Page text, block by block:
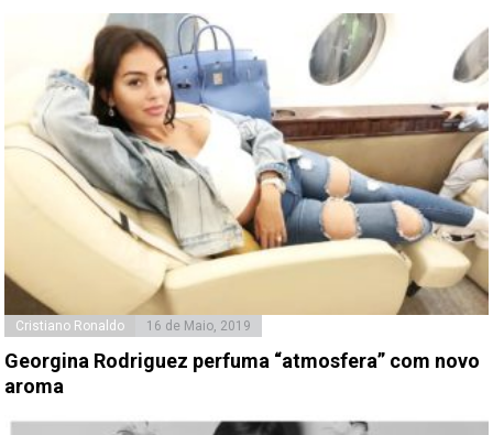
Cristiano Ronaldo 16 de Maio, 2019
Georgina Rodriguez perfuma “atmosfera” com novo
aroma